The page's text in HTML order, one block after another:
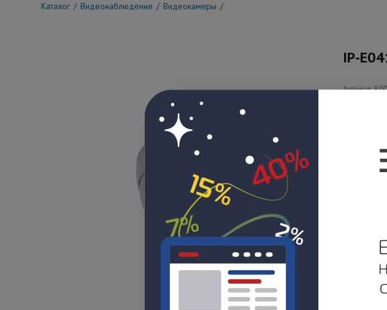
Каталог Видеонаблюдение Видеокамеры
IP-
Артикул: